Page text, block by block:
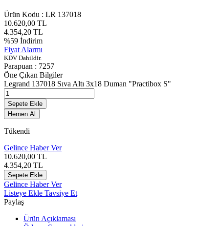
Ürün Kodu : LR 137018
10.620,00 TL
4.354,20 TL
%59 İndirim
Fiyat Alarmı
KDV Dahildir.
Parapuan : 7257
Öne Çıkan Bilgiler
Legrand 137018 Sıva Altı 3x18 Duman "Practibox S"
Sepete Ekle
Hemen Al
Tükendi
Gelince Haber Ver
10.620,00 TL
4.354,20 TL
Sepete Ekle
Gelince Haber Ver
Listeye Ekle Tavsiye Et
Paylaş
Ürün Açıklaması